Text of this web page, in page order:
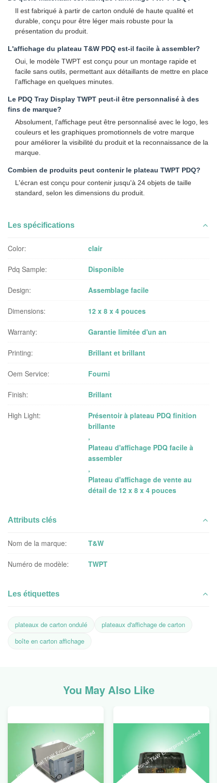
Il est fabriqué à partir de carton ondulé de haute qualité et
durable, conçu pour être léger mais robuste pour la
présentation du produit.
L'affichage du plateau T&W PDQ est-il facile à assembler?
Oui, le modèle TWPT est conçu pour un montage rapide et
facile sans outils, permettant aux détaillants de mettre en place
l'affichage en quelques minutes.
Le PDQ Tray Display TWPT peut-il être personnalisé à des
fins de marque?
Absolument, l'affichage peut être personnalisé avec le logo, les
couleurs et les graphiques promotionnels de votre marque
pour améliorer la visibilité du produit et la reconnaissance de la
marque.
Combien de produits peut contenir le plateau TWPT PDQ?
L'écran est conçu pour contenir jusqu'à 24 objets de taille
standard, selon les dimensions du produit.
Les spécifications
Color: clair
Pdq Sample: Disponible
Design: Assemblage facile
Dimensions: 12 x 8 x 4 pouces
Warranty: Garantie limitée d'un an
Printing: Brillant et brillant
Oem Service: Fourni
Finish: Brillant
High Light:
Présentoir à plateau PDQ finition
brillante
,
Plateau d'affichage PDQ facile à
assembler
,
Plateau d'affichage de vente au
détail de 12 x 8 x 4 pouces
Attributs clés
Nom de la marque: T&W
Numéro de modèle: TWPT
Les étiquettes
plateaux de carton ondulé
plateaux d'affichage de carton
boîte en carton affichage
You May Also Like